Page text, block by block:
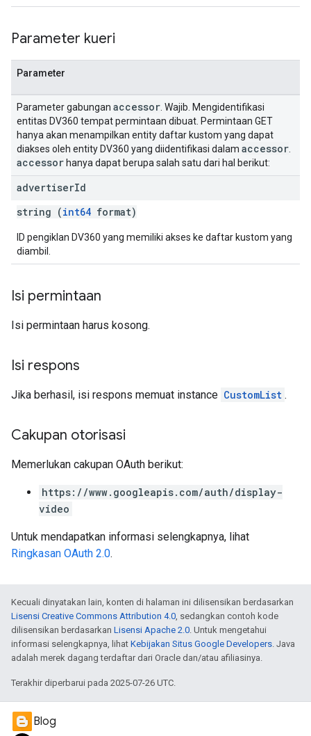
Parameter kueri
Parameter
Parameter gabungan accessor . Wajib. Mengidentifikasi
entitas DV360 tempat permintaan dibuat. Permintaan GET
hanya akan menampilkan entity daftar kustom yang dapat
diakses oleh entity DV360 yang diidentifikasi dalam accessor
accessor hanya dapat berupa salah satu dari hal berikut:
advertiserId
string (int64 format)
ID pengiklan DV360 yang memiliki akses ke daftar kustom yang
diambil.
Isi permintaan
Isi permintaan harus kosong.
Isi respons
Jika berhasil, isi respons memuat instance CustomList .
Cakupan otorisasi
Memerlukan cakupan OAuth berikut:
https://www.googleapis.com/auth/display-
video
Untuk mendapatkan informasi selengkapnya, lihat
Ringkasan OAuth 2.0.
Kecuali dinyatakan lain, konten di halaman ini dilisensikan berdasarkan
Lisensi Creative Commons Attribution 4.0, sedangkan contoh kode
dilisensikan berdasarkan Lisensi Apache 2.0. Untuk mengetahui
informasi selengkapnya, lihat Kebijakan Situs Google Developers. Java
adalah merek dagang terdaftar dari Oracle dan/atau afiliasinya.
Terakhir diperbarui pada 2025-07-26 UTC.
Blog